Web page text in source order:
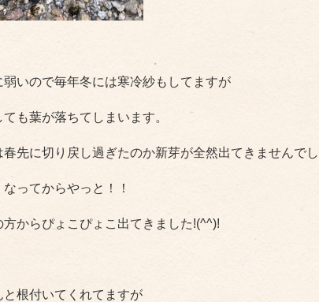
弱いので毎年冬には寒冷紗もしてますが
ても葉が落ちてしまいます。
春先に切り戻し過ぎたのか新芽が全然出てきませんでし
ってからやっと！！
方からぴょこぴょこ出てきました!(^^)!
と根付いてくれてますが